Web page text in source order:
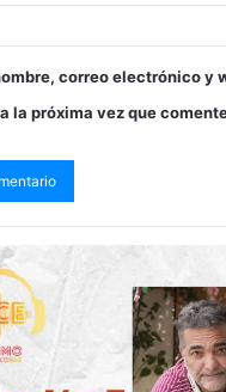
correo electrónico y
la próxima vez que